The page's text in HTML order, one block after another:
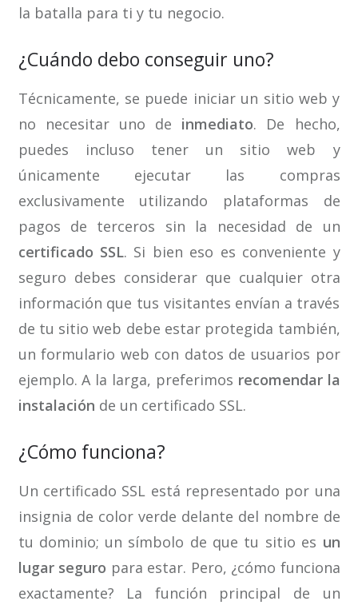
la batalla para ti y tu negocio.
¿Cuándo debo conseguir uno?
Técnicamente, se puede iniciar un sitio web y
no necesitar uno de inmediato. De hecho,
puedes incluso tener un sitio web y
únicamente ejecutar las compras
exclusivamente utilizando plataformas de
pagos de terceros sin la necesidad de un
certificado SSL. Si bien eso es conveniente y
seguro debes considerar que cualquier otra
información que tus visitantes envían a través
de tu sitio web debe estar protegida también,
un formulario web con datos de usuarios por
ejemplo. A la larga, preferimos recomendar la
instalación de un certificado SSL.
¿Cómo funciona?
Un certificado SSL está representado por una
insignia de color verde delante del nombre de
tu dominio; un símbolo de que tu sitio es un
lugar seguro para estar. Pero, ¿cómo funciona
exactamente? La función principal de un